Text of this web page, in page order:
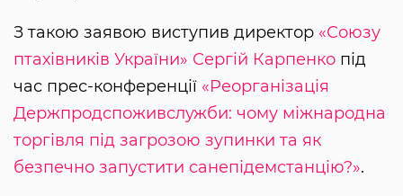
З такою заявою виступив директор «Союзу
птахівників України» Сергій Карпенко під
час прес-конференції «Реорганізація
Держпродспоживслужби: чому міжнародна
торгівля під загрозою зупинки та як
безпечно запустити санепідемстанцію?».